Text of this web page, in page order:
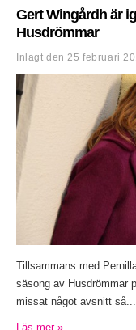
Gert Wingårdh är
Husdrömmar
Inlagt den 25 februari
Tillsammans med
säsong av Husdrömmar
missat något avsnitt så...
Läs mer »